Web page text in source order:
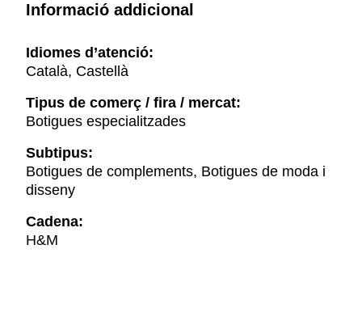
Informació addicional
Idiomes d’atenció:
Català, Castellà
Tipus de comerç / fira / mercat:
Botigues especialitzades
Subtipus:
Botigues de complements, Botigues de moda i
disseny
Cadena:
H&M